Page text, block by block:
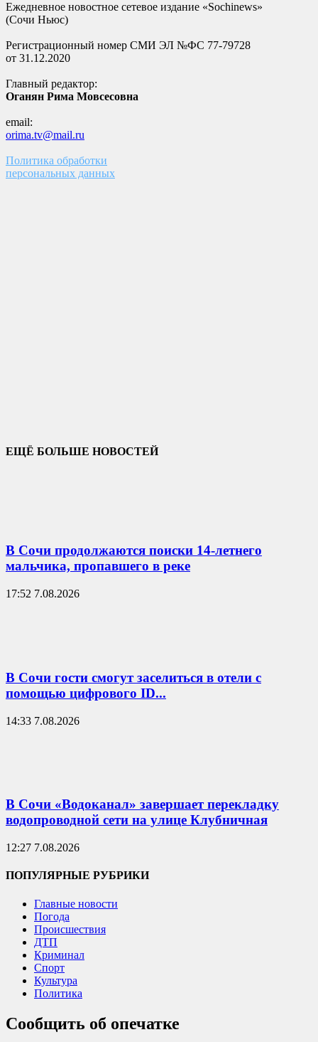
Ежедневное новостное сетевое издание «Sochinews»
(Сочи Ньюс)
Регистрационный номер СМИ ЭЛ №ФС 77-79728
от 31.12.2020
Главный редактор:
Оганян Рима Мовсесовна
email:
orima.tv@mail.ru
Политика обработки
персональных данных
ЕЩЁ БОЛЬШЕ НОВОСТЕЙ
В Сочи продолжаются поиски 14-летнего
мальчика, пропавшего в реке
17:52 7.08.2026
В Сочи гости смогут заселиться в отели с
помощью цифрового ID...
14:33 7.08.2026
В Сочи «Водоканал» завершает перекладку
водопроводной сети на улице Клубничная
12:27 7.08.2026
ПОПУЛЯРНЫЕ РУБРИКИ
Главные новости
Погода
Происшествия
ДТП
Криминал
Спорт
Культура
Политика
Сообщить об опечатке